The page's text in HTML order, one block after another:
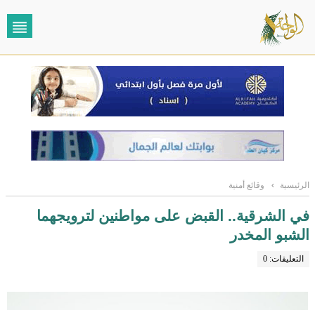
الرئيسية › وقائع أمنية
في الشرقية.. القبض على مواطنين لترويجهما
الشبو المخدر
التعليقات: 0